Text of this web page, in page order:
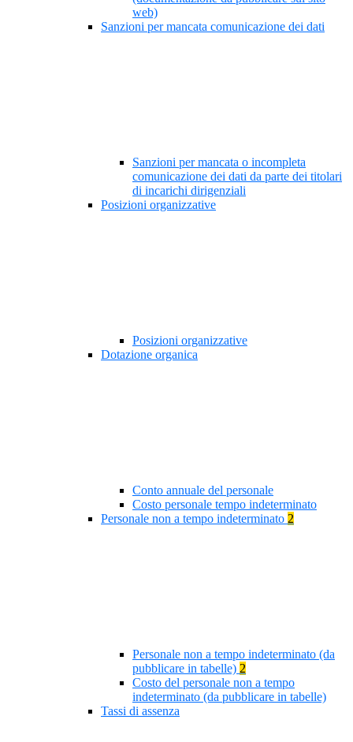
web)
Sanzioni per mancata comunicazione dei dati
Sanzioni per mancata o incompleta
comunicazione dei dati da parte dei titolari
di incarichi dirigenziali
Posizioni organizzative
Posizioni organizzative
Dotazione organica
Conto annuale del personale
Costo personale tempo indeterminato
Personale non a tempo indeterminato 2
Personale non a tempo indeterminato (da
pubblicare in tabelle) 2
Costo del personale non a tempo
indeterminato (da pubblicare in tabelle)
Tassi di assenza